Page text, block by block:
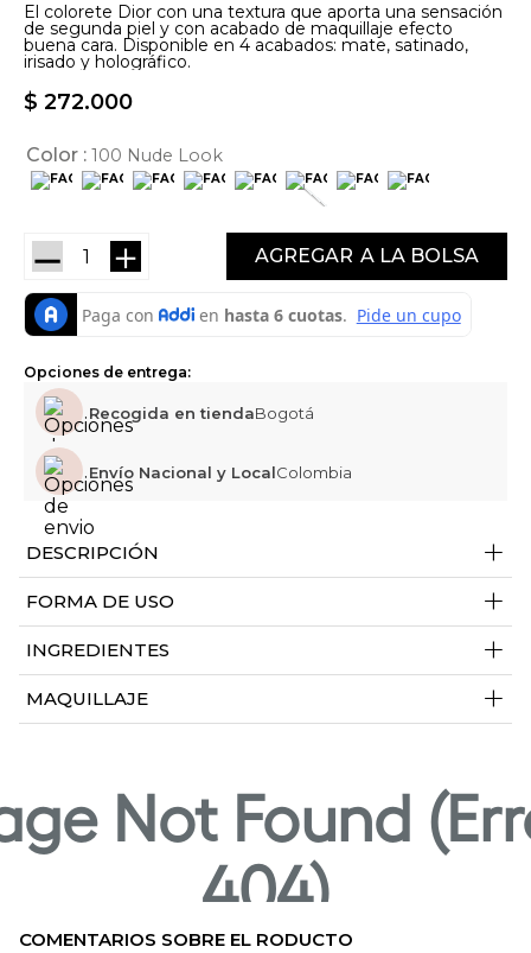
El colorete Dior con una textura que aporta una sensación
de segunda piel y con acabado de maquillaje efecto
buena cara. Disponible en 4 acabados: mate, satinado,
irisado y holográfico.
$ 272.000
Color 100 Nude Look
＋
－ AGREGAR
Opciones de entrega:
Recogida en tiendaBogotá
Envío Nacional y LocalColombia
DESCRIPCIÓN +
FORMA DE USO +
INGREDIENTES +
MAQUILLAJE +
COMENTARIOS SOBRE EL RODUCTO